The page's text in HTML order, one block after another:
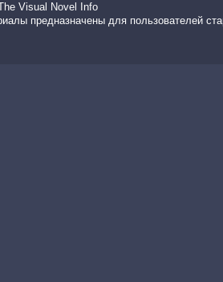
Visual Novel Info
предназначены для пользователей